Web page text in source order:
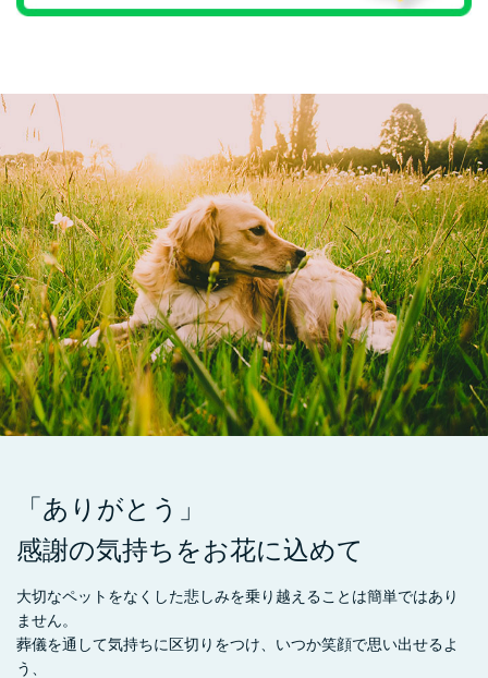
「ありがとう」
感謝の気持ちをお花に込めて
大切なペットをなくした悲しみを乗り越えることは簡単ではあり
ません。
葬儀を通して気持ちに区切りをつけ、いつか笑顔で思い出せるよ
う、